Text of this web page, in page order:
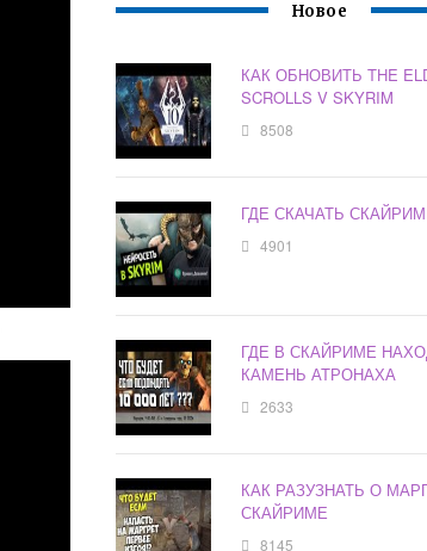
Новое
КАК ОБНОВИТЬ THE
SCROLLS V SKYRIM
8508
ГДЕ СКАЧАТЬ
4901
ГДЕ В СКАЙРИМЕ
КАМЕНЬ АТРОНАХА
2633
КАК РАЗУЗНАТЬ О
СКАЙРИМЕ
8145